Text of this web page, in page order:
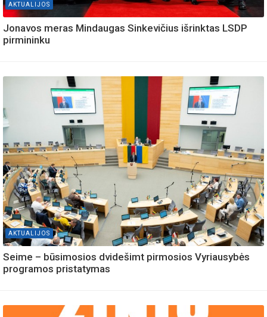
AKTUALIJOS
Jonavos meras Mindaugas Sinkevičius išrinktas LSDP
pirmininku
AKTUALIJOS
Seime – būsimosios dvidešimt pirmosios Vyriausybės
programos pristatymas